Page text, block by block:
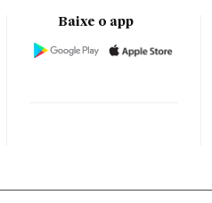
Baixe o app